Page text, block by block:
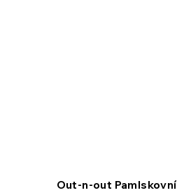
Out-n-out